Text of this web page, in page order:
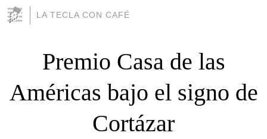
LA TECLA CON CAFÉ
Premio Casa de las
Américas bajo el signo de
Cortázar